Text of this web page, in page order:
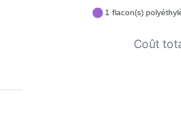
1 flacon(s)
Coût